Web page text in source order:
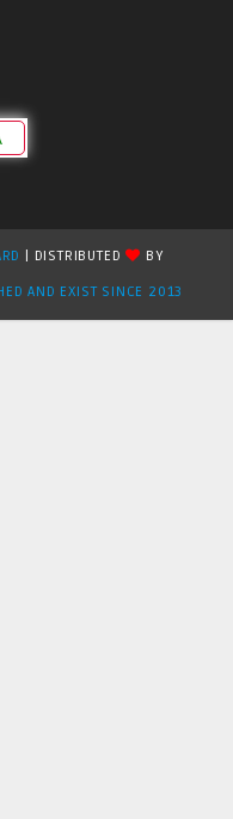
| DISTRIBUTED
BY
AND EXIST SINCE 2013